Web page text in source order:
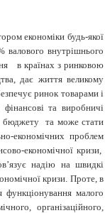
економіки будь-якої
валового внутрішнього
в країнах з ринковою
дає життя великому
ринок товарами і
фінансові та виробничі
бюджету та може стати
економічних проблем
економічної кризи,
надію на швидкі
кризи. Проте, в
функціонування малого
організаційного,